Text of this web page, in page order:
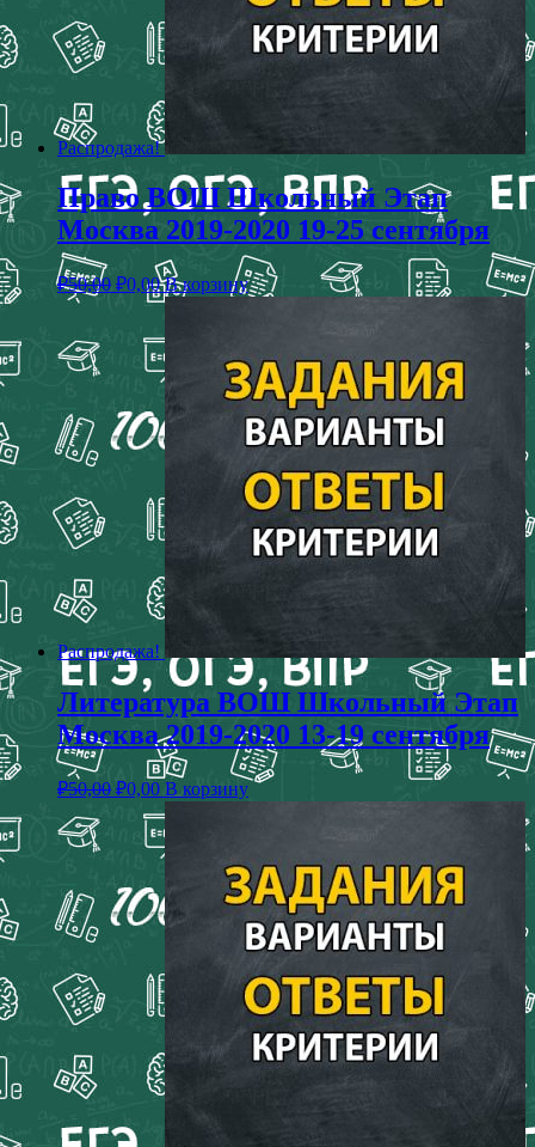
Распродажа!
Право ВОШ Школьный Этап
Москва 2019-2020 19-25 сентября
₽50,00 ₽0,00 В корзину
Распродажа!
Литература ВОШ Школьный Этап
Москва 2019-2020 13-19 сентября
₽50,00 ₽0,00 В корзину